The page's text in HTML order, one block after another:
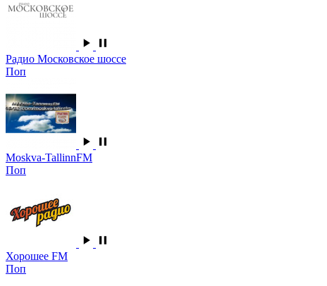
Радио Московское шоссе
Поп
Moskva-TallinnFM
Поп
Хорошее FM
Поп